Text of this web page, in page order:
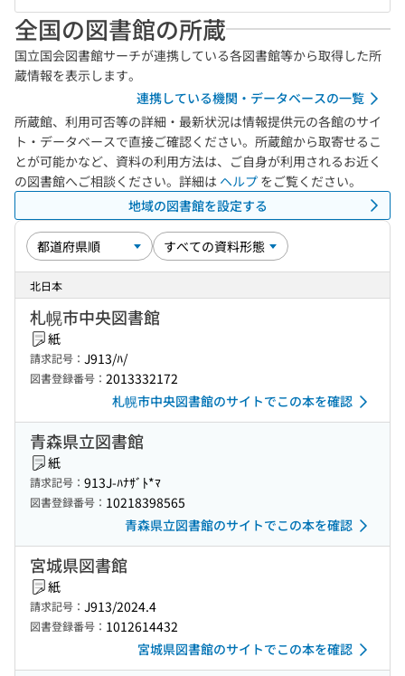
全国の図書館の所蔵
国立国会図書館サーチが連携している各図書館等から取得した所
蔵情報を表示します。
連携している機関・データベースの一覧
所蔵館、利用可否等の詳細・最新状況は情報提供元の各館のサイ
ト・データベースで直接ご確認ください。所蔵館から取寄せるこ
とが可能かなど、資料の利用方法は、ご自身が利用されるお近く
の図書館へご相談ください。詳細は ヘルプ をご覧ください。
地域の図書館を設定する
北日本
札幌市中央図書館
紙
請求記号： J913/ﾊ/
図書登録番号： 2013332172
札幌市中央図書館のサイトでこの本を確認
青森県立図書館
紙
請求記号： 913J-ﾊﾅｻﾞﾄ*ﾏ
図書登録番号： 10218398565
青森県立図書館のサイトでこの本を確認
宮城県図書館
紙
請求記号： J913/2024.4
図書登録番号： 1012614432
宮城県図書館のサイトでこの本を確認